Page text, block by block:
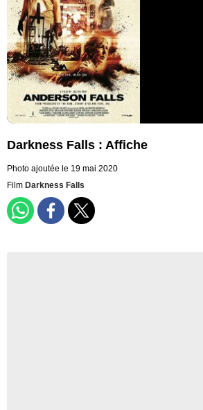
Darkness Falls : Affiche
Photo ajoutée le 19 mai 2020
Film Darkness Falls